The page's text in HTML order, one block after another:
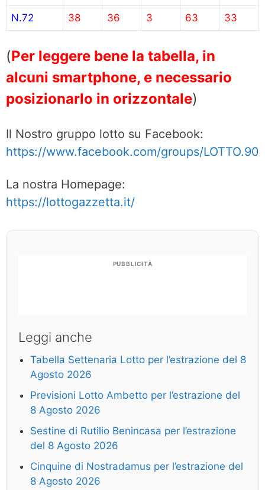
N.72 38 36 3 63 33
(Per leggere bene la tabella, in
alcuni smartphone, e necessario
posizionarlo in orizzontale)
Il Nostro gruppo lotto su Facebook:
https://www.facebook.com/groups/LOTTO.90
La nostra Homepage:
https://lottogazzetta.it/
PUBBLICITÀ
Leggi anche
Tabella Settenaria Lotto per l’estrazione del 8
Agosto 2026
Previsioni Lotto Ambetto per l’estrazione del
8 Agosto 2026
Sestine di Rutilio Benincasa per l’estrazione
del 8 Agosto 2026
Cinquine di Nostradamus per l’estrazione del
8 Agosto 2026